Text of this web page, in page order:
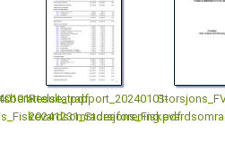
Resultatrapport_20240101-